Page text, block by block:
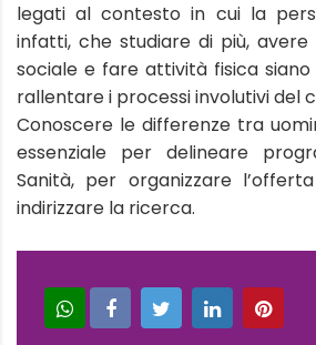
legati al contesto in cui la
infatti, che studiare di più,
sociale e fare attività fisica
rallentare i processi involutivi del
Conoscere le differenze tra
essenziale per delineare
Sanità, per organizzare
indirizzare la ricerca.